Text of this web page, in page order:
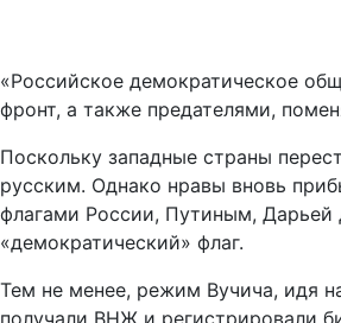
«Российское демократическое
фронт, а также предателями,
Поскольку западные страны
русским. Однако нравы вновь
флагами России, Путиным,
«демократический» флаг.
Тем не менее, режим Вучича, идя